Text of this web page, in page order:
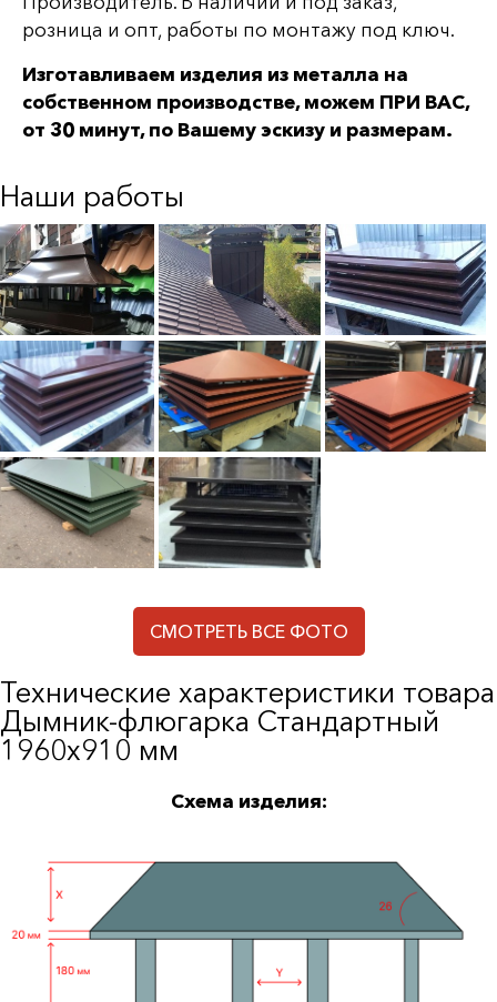
розница и опт, работы по монтажу под ключ.
Изготавливаем изделия из металла на
собственном производстве, можем ПРИ ВАС,
от 30 минут, по Вашему эскизу и размерам.
Наши работы
СМОТРЕТЬ ВСЕ ФОТО
Технические характеристики товара
Дымник-флюгарка Стандартный
1960х910 мм
Схема изделия: